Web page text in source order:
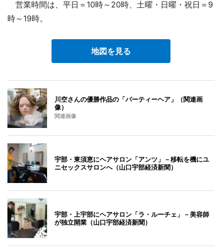
営業時間は、平日＝10時～20時、土曜・日曜・祝日＝9
時～19時。
地図を見る
川空さんの優勝作品の「パーティーヘア」（関連画
像）
関連画像
宇部・東須恵にヘアサロン「アンツ」－移転を機にユ
ニセックスサロンへ（山口宇部経済新聞）
宇部・上宇部にヘアサロン「ラ・ルーチェ」－美容師
が独立開業（山口宇部経済新聞）